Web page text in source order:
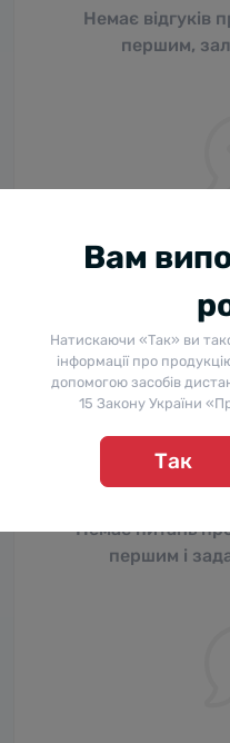
Немає відгуків
першим,
Питання та
Додайте питання, і ми
Немає питань
першим і
Вам
Натискаючи «Так» ви
інформації про
допомогою засобів
15 Закону України
Так